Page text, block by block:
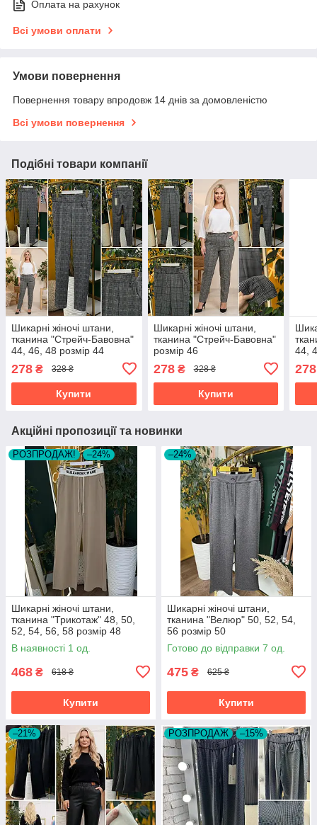
Оплата на рахунок
Всі умови оплати
Умови повернення
Повернення товару впродовж 14 днів за домовленістю
Всі умови повернення
Подібні товари компанії
Шикарні жіночі штани,
тканина "Стрейч-Бавовна"
44, 46, 48 розмір 44
278 ₴ 328 ₴
Купити
Шикарні жіночі штани,
тканина "Стрейч-Бавовна"
розмір 46
278₴ 328 ₴
Купити
44,
278
Акційні пропозиції та новинки
РОЗПРОДАЖ! –24%
Шикарні жіночі штани,
тканина "Трикотаж" 48, 50,
52, 54, 56, 58 розмір 48
В наявності 1 од.
468 ₴ 618 ₴
Купити
–24%
Шикарні жіночі штани,
тканина "Велюр" 50, 52, 54,
56 розмір 50
Готово до відправки 7 од.
475 ₴ 625 ₴
Купити
–21% РОЗПРОДАЖ –15%